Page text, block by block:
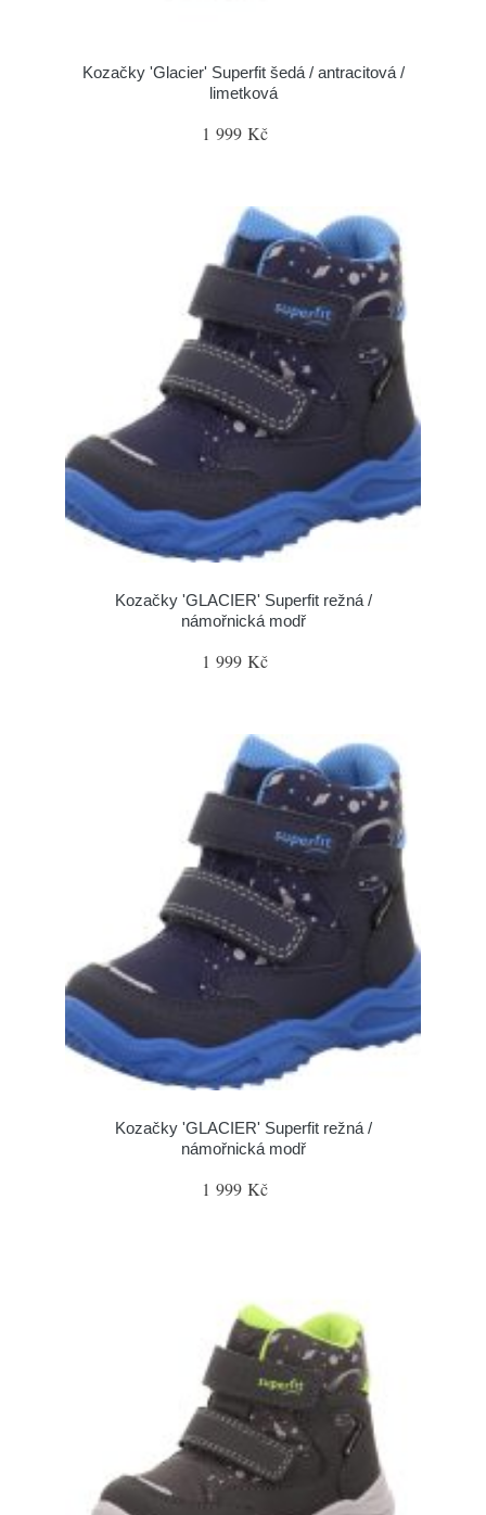
Kozačky 'Glacier' Superfit šedá / antracitová /
limetková
1 999 Kč
Kozačky 'GLACIER' Superfit režná /
námořnická modř
1 999 Kč
Kozačky 'GLACIER' Superfit režná /
námořnická modř
1 999 Kč